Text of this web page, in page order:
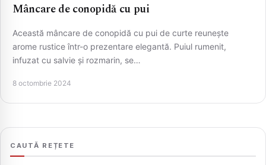
Mâncare de conopidă cu pui
Această mâncare de conopidă cu pui de curte reunește
arome rustice într-o prezentare elegantă. Puiul rumenit,
infuzat cu salvie și rozmarin, se…
8 octombrie 2024
CAUTĂ REȚETE